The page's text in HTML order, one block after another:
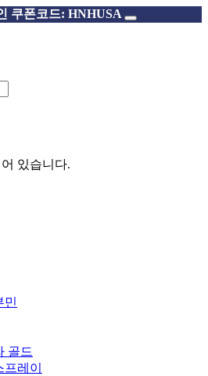
쿠폰코드: HNHUSA
있습니다.
민
골드
레이